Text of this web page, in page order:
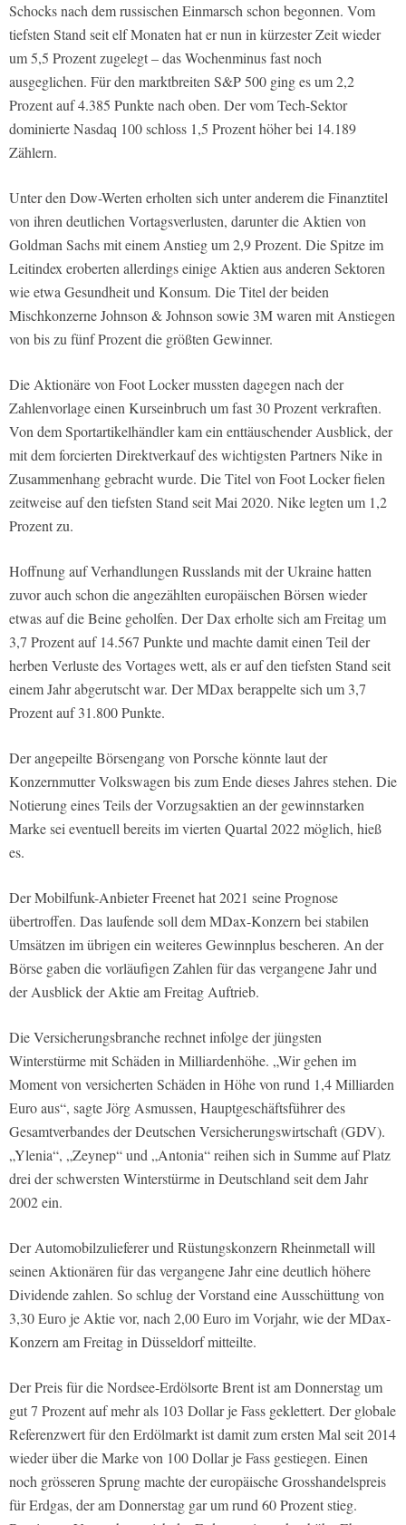
Schocks nach dem russischen Einmarsch schon begonnen. Vom
tiefsten Stand seit elf Monaten hat er nun in kürzester Zeit wieder
um 5,5 Prozent zugelegt – das Wochenminus fast noch
ausgeglichen. Für den marktbreiten S&P 500 ging es um 2,2
Prozent auf 4.385 Punkte nach oben. Der vom Tech-Sektor
dominierte Nasdaq 100 schloss 1,5 Prozent höher bei 14.189
Zählern.
Unter den Dow-Werten erholten sich unter anderem die Finanztitel
von ihren deutlichen Vortagsverlusten, darunter die Aktien von
Goldman Sachs mit einem Anstieg um 2,9 Prozent. Die Spitze im
Leitindex eroberten allerdings einige Aktien aus anderen Sektoren
wie etwa Gesundheit und Konsum. Die Titel der beiden
Mischkonzerne Johnson & Johnson sowie 3M waren mit Anstiegen
von bis zu fünf Prozent die größten Gewinner.
Die Aktionäre von Foot Locker mussten dagegen nach der
Zahlenvorlage einen Kurseinbruch um fast 30 Prozent verkraften.
Von dem Sportartikelhändler kam ein enttäuschender Ausblick, der
mit dem forcierten Direktverkauf des wichtigsten Partners Nike in
Zusammenhang gebracht wurde. Die Titel von Foot Locker fielen
zeitweise auf den tiefsten Stand seit Mai 2020. Nike legten um 1,2
Prozent zu.
Hoffnung auf Verhandlungen Russlands mit der Ukraine hatten
zuvor auch schon die angezählten europäischen Börsen wieder
etwas auf die Beine geholfen. Der Dax erholte sich am Freitag um
3,7 Prozent auf 14.567 Punkte und machte damit einen Teil der
herben Verluste des Vortages wett, als er auf den tiefsten Stand seit
einem Jahr abgerutscht war. Der MDax berappelte sich um 3,7
Prozent auf 31.800 Punkte.
Der angepeilte Börsengang von Porsche könnte laut der
Konzernmutter Volkswagen bis zum Ende dieses Jahres stehen. Die
Notierung eines Teils der Vorzugsaktien an der gewinnstarken
Marke sei eventuell bereits im vierten Quartal 2022 möglich, hieß
es.
Der Mobilfunk-Anbieter Freenet hat 2021 seine Prognose
übertroffen. Das laufende soll dem MDax-Konzern bei stabilen
Umsätzen im übrigen ein weiteres Gewinnplus bescheren. An der
Börse gaben die vorläufigen Zahlen für das vergangene Jahr und
der Ausblick der Aktie am Freitag Auftrieb.
Die Versicherungsbranche rechnet infolge der jüngsten
Winterstürme mit Schäden in Milliardenhöhe. „Wir gehen im
Moment von versicherten Schäden in Höhe von rund 1,4 Milliarden
Euro aus“, sagte Jörg Asmussen, Hauptgeschäftsführer des
Gesamtverbandes der Deutschen Versicherungswirtschaft (GDV).
„Ylenia“, „Zeynep“ und „Antonia“ reihen sich in Summe auf Platz
drei der schwersten Winterstürme in Deutschland seit dem Jahr
2002 ein.
Der Automobilzulieferer und Rüstungskonzern Rheinmetall will
seinen Aktionären für das vergangene Jahr eine deutlich höhere
Dividende zahlen. So schlug der Vorstand eine Ausschüttung von
3,30 Euro je Aktie vor, nach 2,00 Euro im Vorjahr, wie der MDax-
Konzern am Freitag in Düsseldorf mitteilte.
Der Preis für die Nordsee-Erdölsorte Brent ist am Donnerstag um
gut 7 Prozent auf mehr als 103 Dollar je Fass geklettert. Der globale
Referenzwert für den Erdölmarkt ist damit zum ersten Mal seit 2014
wieder über die Marke von 100 Dollar je Fass gestiegen. Einen
noch grösseren Sprung machte der europäische Grosshandelspreis
für Erdgas, der am Donnerstag gar um rund 60 Prozent stieg.